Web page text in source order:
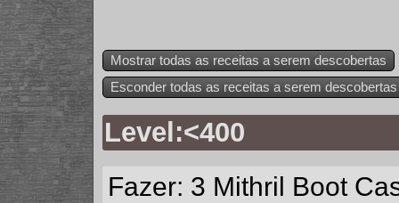
Mostrar todas as receitas a serem descobertas
Esconder todas as receitas a serem descobertas
Level:<400
Fazer: 3 Mithril Boot